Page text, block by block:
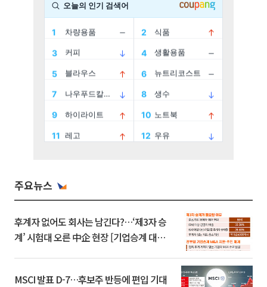
주요뉴스
후계자 없어도 회사는 남긴다?…‘제3자 승
계’ 시험대 오른 中企 현장 [기업승계 대전
MSCI 발표 D-7…후보주 반등에 편입 기대